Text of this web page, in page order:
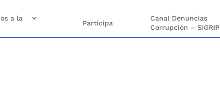
a la
Participa
Canal Denuncias
Corrupción – SIGRIP